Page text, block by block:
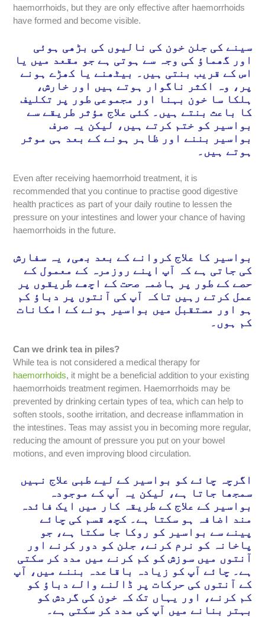
haemorrhoids, but they are only effective after haemorrhoids
have formed and become visible.
سینے کی جلن خون کی نالیوں کی بڑھی ہوئی
اور گھماؤ کی وجہ سے ہوتی ہے جو مقعد میں یا
اس کے قریب بنتی ہیں۔ بیٹھنے یا کھڑے ہونے
پر، وہ اکثر ناگوار ہوتے ہیں اور خارش،
ہلکا سا خون بہنا اور مجموعی طور پر تکلیف
کا باعث بنتے ہیں۔ کئی علاج مؤثر طریقے سے
بواسیر کو ختم کرتے ہیں، لیکن یہ صرف
بواسیر بننے اور ظاہر ہونے کے بعد ہی موثر
ہوتے ہیں۔
Even after receiving haemorrhoid treatment, it is
recommended that you continue to practise good digestive
health practices as part of your daily routine to lessen the
pressure on your intestines and lower your chance of having
haemorrhoids in the future.
بواسیر کا علاج کروانے کے بعد بھی، یہ سفارش
کی جاتی ہے کہ آپ اپنے روزمرہ کے معمول کے
حصے کے طور پر ہاضمہ صحت کے اچھے طریقوں پر
عمل کرتے رہیں تاکہ آپ کی آنتوں پر دباؤ کم
ہو اور مستقبل میں بواسیر ہونے کے امکانات
کم ہوں۔
Can we drink tea in piles?
While tea is not considered a medical therapy for
haemorrhoids, it might be a beneficial addition to your existing
haemorrhoids treatment regimen. Haemorrhoids may be
prevented by drinking certain types of tea, which can help to
soften stools, soothe irritation, and decrease inflammation in
the intestines. Teas may assist you in becoming more regular,
reducing the amount of pressure you put on your bowel
motions, and even improving blood circulation.
اگرچہ چائے کو بواسیر کے لیے طبی علاج نہیں
سمجھا جاتا ہے، لیکن یہ آپ کے موجودہ
بواسیر کے علاج کے طریقہ کار میں ایک فائدہ
مند اضافہ ہو سکتا ہے۔ کچھ قسم کی چائے
پینے سے بواسیر کو روکا جا سکتا ہے، جو
پاخانہ کو نرم کرنے، جلن کو دور کرنے اور
آنتوں میں سوزش کو کم کرنے میں مدد کر سکتی
ہے۔ چائے آپ کو زیادہ باقاعدہ بننے میں، آپ
کے آنتوں کی حرکات پر ڈالنے والے دباؤ کو
کم کرنے، اور یہاں تک کہ خون کی گردش کو
بہتر بنانے میں آپ کی مدد کر سکتی ہے۔